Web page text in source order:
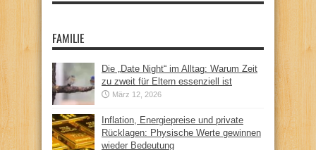
FAMILIE
Die „Date Night“ im Alltag: Warum Zeit
zu zweit für Eltern essenziell ist
März 12, 2026
Inflation, Energiepreise und private
Rücklagen: Physische Werte gewinnen
wieder Bedeutung